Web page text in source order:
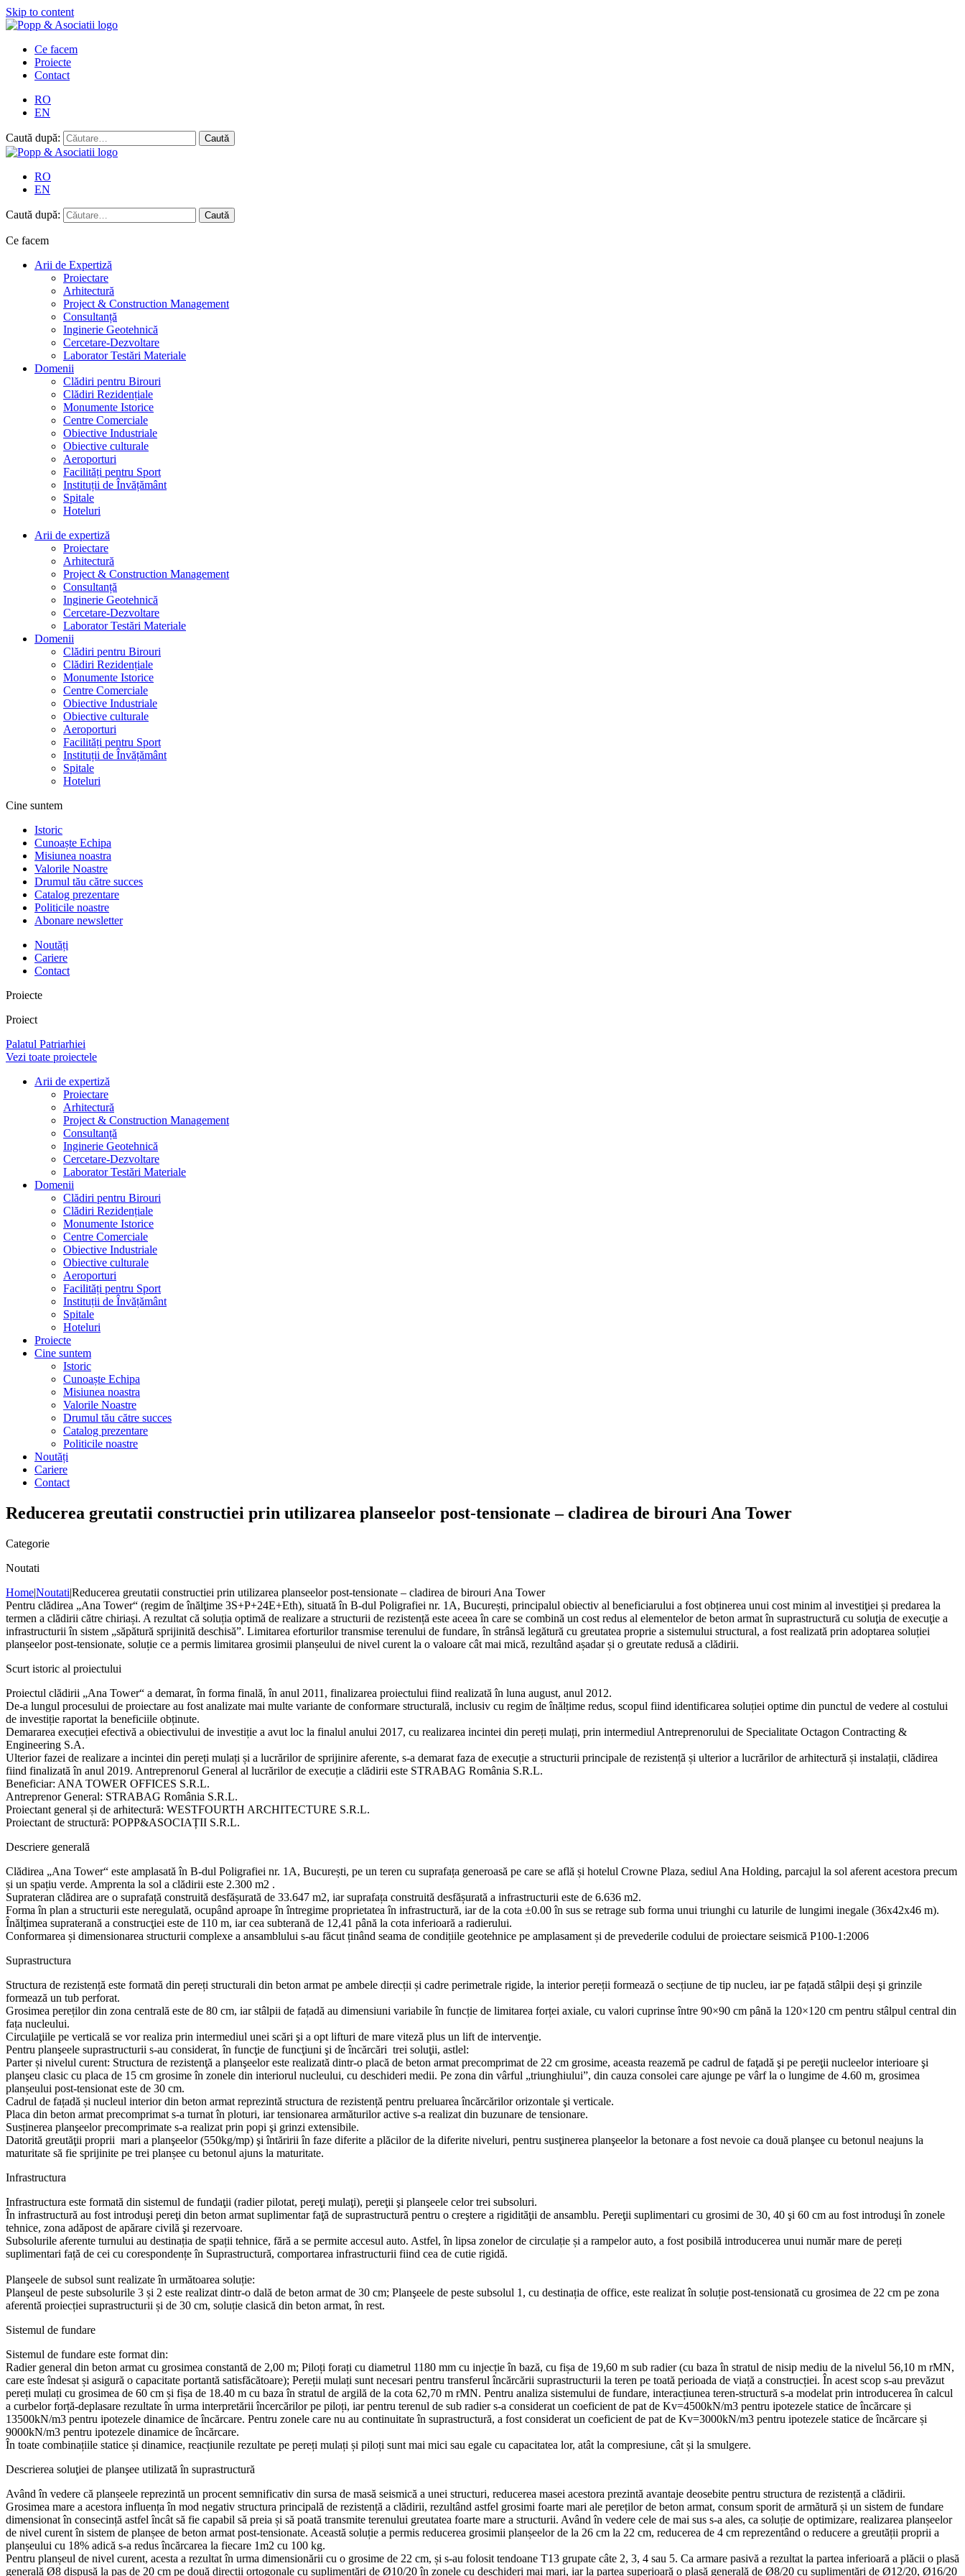
Skip to content
Ce facem
Proiecte
Contact
RO
EN
Caută după:
RO
EN
Caută după:
Ce facem
Arii de Expertiză
Proiectare
Arhitectură
Project & Construction Management
Consultanță
Inginerie Geotehnică
Cercetare-Dezvoltare
Laborator Testări Materiale
Domenii
Clădiri pentru Birouri
Clădiri Rezidențiale
Monumente Istorice
Centre Comerciale
Obiective Industriale
Obiective culturale
Aeroporturi
Facilități pentru Sport
Instituții de Învățământ
Spitale
Hoteluri
Arii de expertiză
Proiectare
Arhitectură
Project & Construction Management
Consultanță
Inginerie Geotehnică
Cercetare-Dezvoltare
Laborator Testări Materiale
Domenii
Clădiri pentru Birouri
Clădiri Rezidențiale
Monumente Istorice
Centre Comerciale
Obiective Industriale
Obiective culturale
Aeroporturi
Facilități pentru Sport
Instituții de Învățământ
Spitale
Hoteluri
Cine suntem
Istoric
Cunoaște Echipa
Misiunea noastra
Valorile Noastre
Drumul tău către succes
Catalog prezentare
Politicile noastre
Abonare newsletter
Noutăți
Cariere
Contact
Proiecte
Proiect
Palatul Patriarhiei
Vezi toate proiectele
Arii de expertiză
Proiectare
Arhitectură
Project & Construction Management
Consultanță
Inginerie Geotehnică
Cercetare-Dezvoltare
Laborator Testări Materiale
Domenii
Clădiri pentru Birouri
Clădiri Rezidențiale
Monumente Istorice
Centre Comerciale
Obiective Industriale
Obiective culturale
Aeroporturi
Facilități pentru Sport
Instituții de Învățământ
Spitale
Hoteluri
Proiecte
Cine suntem
Istoric
Cunoaște Echipa
Misiunea noastra
Valorile Noastre
Drumul tău către succes
Catalog prezentare
Politicile noastre
Noutăți
Cariere
Contact
Reducerea greutatii constructiei prin utilizarea planseelor post-tensionate – cladirea de birouri Ana Tower
Categorie
Noutati
Home|Noutati|Reducerea greutatii constructiei prin utilizarea planseelor post-tensionate – cladirea de birouri Ana Tower
Pentru clădirea „Ana Tower“ (regim de înălţime 3S+P+24E+Eth), situată în B-dul Poligrafiei nr. 1A, București, principalul obiectiv al beneficiarului a fost obținerea unui cost minim al investiţiei și predarea la
termen a clădirii către chiriași. A rezultat că soluția optimă de realizare a structurii de rezistență este aceea în care se combină un cost redus al elementelor de beton armat în suprastructură cu soluţia de execuţie a
infrastructurii în sistem „săpătură sprijinită deschisă”. Limitarea eforturilor transmise terenului de fundare, în strânsă legătură cu greutatea proprie a sistemului structural, a fost realizată prin adoptarea soluției
planșeelor post-tensionate, soluție ce a permis limitarea grosimii planșeului de nivel curent la o valoare cât mai mică, rezultând așadar și o greutate redusă a clădirii.
Scurt istoric al proiectului
Proiectul clădirii „Ana Tower“ a demarat, în forma finală, în anul 2011, finalizarea proiectului fiind realizată în luna august, anul 2012.
De-a lungul procesului de proiectare au fost analizate mai multe variante de conformare structurală, inclusiv cu regim de înălțime redus, scopul fiind identificarea soluției optime din punctul de vedere al costului
de investiție raportat la beneficiile obținute.
Demararea execuției efectivă a obiectivului de investiție a avut loc la finalul anului 2017, cu realizarea incintei din pereți mulați, prin intermediul Antreprenorului de Specialitate Octagon Contracting &
Engineering S.A.
Ulterior fazei de realizare a incintei din pereți mulați și a lucrărilor de sprijinire aferente, s‑a demarat faza de execuție a structurii principale de rezistență și ulterior a lucrărilor de arhitectură și instalații, clădirea
fiind finalizată în anul 2019. Antreprenorul General al lucrărilor de execuție a clădirii este STRABAG România S.R.L.
Beneficiar: ANA TOWER OFFICES S.R.L.
Antreprenor General: STRABAG România S.R.L.
Proiectant general și de arhitectură: WESTFOURTH ARCHITECTURE S.R.L.
Proiectant de structură: POPP&ASOCIAȚII S.R.L.
Descriere generală
Clădirea „Ana Tower“ este amplasată în B-dul Poligrafiei nr. 1A, București, pe un teren cu suprafața generoasă pe care se află și hotelul Crowne Plaza, sediul Ana Holding, parcajul la sol aferent acestora precum
și un spațiu verde. Amprenta la sol a clădirii este 2.300 m2 .
Suprateran clădirea are o suprafață construită desfășurată de 33.647 m2, iar suprafața construită desfășurată a infrastructurii este de 6.636 m2.
Forma în plan a structurii este neregulată, ocupând aproape în întregime proprietatea în infrastructură, iar de la cota ±0.00 în sus se retrage sub forma unui triunghi cu laturile de lungimi inegale (36x42x46 m).
Înălţimea supraterană a construcţiei este de 110 m, iar cea subterană de 12,41 până la cota inferioară a radierului.
Conformarea și dimensionarea structurii complexe a ansamblului s-au făcut ținând seama de condițiile geotehnice pe amplasament și de prevederile codului de proiectare seismică P100-1:2006
Suprastructura
Structura de rezistență este formată din pereți structurali din beton armat pe ambele direcții și cadre perimetrale rigide, la interior pereții formează o secțiune de tip nucleu, iar pe fațadă stâlpii deși şi grinzile
formează un tub perforat.
Grosimea pereților din zona centrală este de 80 cm, iar stâlpii de fațadă au dimensiuni variabile în funcție de limitarea forței axiale, cu valori cuprinse între 90×90 cm până la 120×120 cm pentru stâlpul central din
fața nucleului.
Circulaţiile pe verticală se vor realiza prin intermediul unei scări şi a opt lifturi de mare viteză plus un lift de intervenţie.
Pentru planşeele suprastructurii s-au considerat, în funcţie de funcţiuni şi de încărcări trei soluţii, astlel:
Parter și nivelul curent: Structura de rezistenţă a planşeelor este realizată dintr-o placă de beton armat precomprimat de 22 cm grosime, aceasta reazemă pe cadrul de faţadă şi pe pereţii nucleelor interioare şi
planşeu clasic cu placa de 15 cm grosime în zonele din interiorul nucleului, cu deschideri medii. Pe zona din vârful „triunghiului”, din cauza consolei care ajunge pe vârf la o lungime de 4.60 m, grosimea
planșeului post-tensionat este de 30 cm.
Cadrul de fațadă și nucleul interior din beton armat reprezintă structura de rezistență pentru preluarea încărcărilor orizontale şi verticale.
Placa din beton armat precomprimat s-a turnat în ploturi, iar tensionarea armăturilor active s-a realizat din buzunare de tensionare.
Susținerea planşeelor precomprimate s-a realizat prin popi şi grinzi extensibile.
Datorită greutăţii proprii mari a planşeelor (550kg/mp) şi întăririi în faze diferite a plăcilor de la diferite niveluri, pentru susţinerea planşeelor la betonare a fost nevoie ca două planşee cu betonul neajuns la
maturitate să fie sprijinite pe trei planșee cu betonul ajuns la maturitate.
Infrastructura
Infrastructura este formată din sistemul de fundaţii (radier pilotat, pereţi mulaţi), pereţii şi planşeele celor trei subsoluri.
În infrastructură au fost introduşi pereţi din beton armat suplimentar faţă de suprastructură pentru o creştere a rigidităţii de ansamblu. Pereţii suplimentari cu grosimi de 30, 40 şi 60 cm au fost introduşi în zonele
tehnice, zona adăpost de apărare civilă şi rezervoare.
Subsolurile aferente turnului au destinația de spații tehnice, fără a se permite accesul auto. Astfel, în lipsa zonelor de circulație și a rampelor auto, a fost posibilă introducerea unui număr mare de pereți
suplimentari față de cei cu corespondențe în Suprastructură, comportarea infrastructurii fiind cea de cutie rigidă.
Planşeele de subsol sunt realizate în următoarea soluție:
Planşeul de peste subsolurile 3 și 2 este realizat dintr-o dală de beton armat de 30 cm; Planşeele de peste subsolul 1, cu destinația de office, este realizat în soluție post-tensionată cu grosimea de 22 cm pe zona
aferentă proiecției suprastructurii și de 30 cm, soluție clasică din beton armat, în rest.
Sistemul de fundare
Sistemul de fundare este format din:
Radier general din beton armat cu grosimea constantă de 2,00 m; Piloți forați cu diametrul 1180 mm cu injecție în bază, cu fișa de 19,60 m sub radier (cu baza în stratul de nisip mediu de la nivelul 56,10 m rMN,
care este îndesat și asigură o capacitate portantă satisfăcătoare); Pereții mulați sunt necesari pentru transferul încărcării suprastructurii la teren pe toată perioada de viață a construcției. În acest scop s-au prevăzut
pereți mulați cu grosimea de 60 cm și fișa de 18.40 m cu baza în stratul de argilă de la cota 62,70 m rMN. Pentru analiza sistemului de fundare, interacțiunea teren-structură s-a modelat prin introducerea în calcul
a curbelor forță-deplasare rezultate în urma interpretării încercărilor pe piloți, iar pentru terenul de sub radier s-a considerat un coeficient de pat de Kv=4500kN/m3 pentru ipotezele statice de încărcare și
13500kN/m3 pentru ipotezele dinamice de încărcare. Pentru zonele care nu au continuitate în suprastructură, a fost considerat un coeficient de pat de Kv=3000kN/m3 pentru ipotezele statice de încărcare și
9000kN/m3 pentru ipotezele dinamice de încărcare.
În toate combinațiile statice și dinamice, reacțiunile rezultate pe pereți mulați și piloți sunt mai mici sau egale cu capacitatea lor, atât la compresiune, cât și la smulgere.
Descrierea soluţiei de planşee utilizată în suprastructură
Având în vedere că planșeele reprezintă un procent semnificativ din sursa de masă seismică a unei structuri, reducerea masei acestora prezintă avantaje deosebite pentru structura de rezistență a clădirii.
Grosimea mare a acestora influența în mod negativ structura principală de rezistență a clădirii, rezultând astfel grosimi foarte mari ale pereților de beton armat, consum sporit de armătură și un sistem de fundare
dimensionat în consecință astfel încât să fie capabil să preia și să poată transmite terenului greutatea foarte mare a structurii. Având în vedere cele de mai sus s-a ales, ca soluție de optimizare, realizarea planșeelor
de nivel curent în sistem de planșee de beton armat post-tensionate. Această soluție a permis reducerea grosimii planșeelor de la 26 cm la 22 cm, reducerea de 4 cm reprezentând o reducere a greutății proprii a
planșeului cu 18% adică s-a redus încărcarea la fiecare 1m2 cu 100 kg.
Pentru planșeul de nivel curent, acesta a rezultat în urma dimensionării cu o grosime de 22 cm, și s-au folosit tendoane T13 grupate câte 2, 3, 4 sau 5. Ca armare pasivă a rezultat la partea inferioară a plăcii o plasă
generală Ø8 dispusă la pas de 20 cm pe două direcții ortogonale cu suplimentări de Ø10/20 în zonele cu deschideri mai mari, iar la partea superioară o plasă generală de Ø8/20 cu suplimentări de Ø12/20, Ø16/20